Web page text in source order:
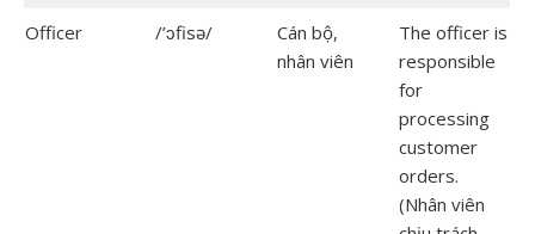
Officer
/’ɔfisə/
Cán bộ,
nhân viên
The officer is
responsible
for
processing
customer
orders.
(Nhân viên